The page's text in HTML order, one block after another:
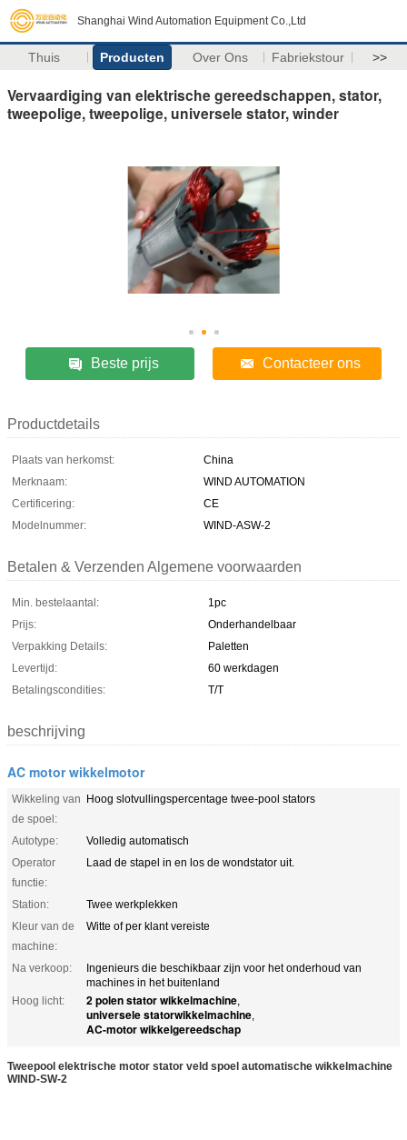
Shanghai Wind Automation Equipment Co.,Ltd
Thuis Producten Over Ons Fabriekstour >>
Vervaardiging van elektrische gereedschappen, stator,
tweepolige, tweepolige, universele stator, winder
Beste prijs Contacteer ons
Productdetails
Plaats van herkomst:
China
Merknaam:
WIND AUTOMATION
Certificering:
CE
Modelnummer:
WIND-ASW-2
Betalen & Verzenden Algemene voorwaarden
Min. bestelaantal:
1pc
Prijs:
Onderhandelbaar
Verpakking Details:
Paletten
Levertijd:
60 werkdagen
Betalingscondities:
T/T
beschrijving
AC motor wikkelmotor
Wikkeling van
de spoel:
Hoog slotvullingspercentage twee-pool stators
Autotype:
Volledig automatisch
Operator
functie:
Laad de stapel in en los de wondstator uit.
Station:
Twee werkplekken
Kleur van de
machine:
Witte of per klant vereiste
Na verkoop:
Ingenieurs die beschikbaar zijn voor het onderhoud van
machines in het buitenland
Hoog licht:
2 polen stator wikkelmachine,
universele statorwikkelmachine,
AC-motor wikkelgereedschap
Tweepool elektrische motor stator veld spoel automatische wikkelmachine
WIND-SW-2